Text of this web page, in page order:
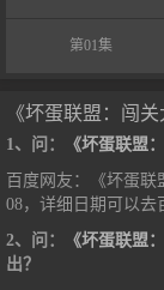
第01集
《坏蛋联盟：闯
1、问： 《坏蛋联盟
百度网友：《坏蛋联
08，详细日期可以去
2、问：
《坏蛋联盟
出？